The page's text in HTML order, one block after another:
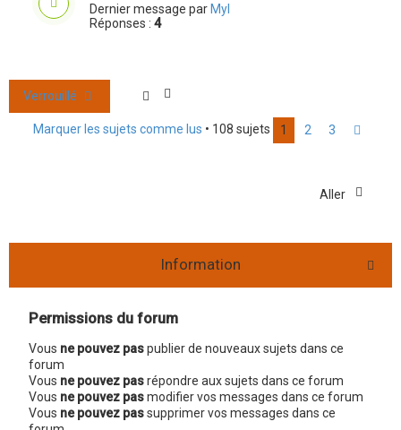
Dernier message parMyl
Réponses : 4
Verrouillé
Marquer les sujets comme lus • 108 sujets 1 2 3
Aller
Information
Permissions du forum
Vous ne pouvez paspublier de nouveaux sujets dans ce
forum
Vous ne pouvez pasrépondre aux sujets dans ce forum
Vous ne pouvez pasmodifier vos messages dans ce forum
Vous ne pouvez passupprimer vos messages dans ce